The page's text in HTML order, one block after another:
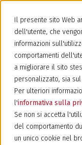
Il presente sito Web
dell'utente, che
informazioni
comportamenti
a migliorare il sito
personalizzato, sia
Per ulteriori
l'informativa sulla
Se non si accetta
del comportamento
un unico cookie nel
17 maggio 2024